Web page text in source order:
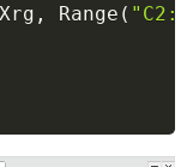
Xrg , Range (